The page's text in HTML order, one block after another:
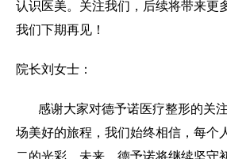
认识医美。关注我们，后续将带来更
我们下期再见！
院长刘女士：
感谢大家对德予诺医疗整形的关
场美好的旅程，我们始终相信，每个
二的光彩。未来，德予诺将继续坚守